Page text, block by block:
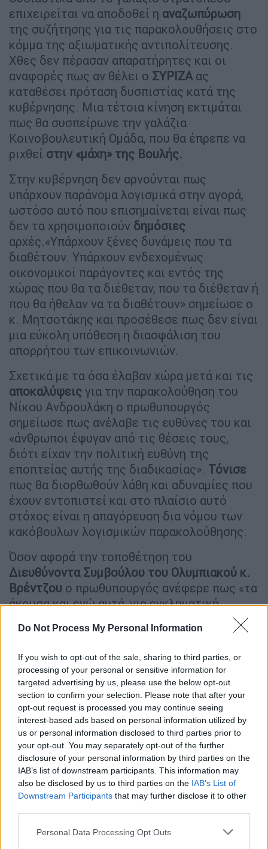
Do Not Process My Personal Information
If you wish to opt-out of the sale, sharing to third parties, or
processing of your personal or sensitive information for
targeted advertising by us, please use the below opt-out
section to confirm your selection. Please note that after your
opt-out request is processed you may continue seeing
interest-based ads based on personal information utilized by
us or personal information disclosed to third parties prior to
your opt-out. You may separately opt-out of the further
disclosure of your personal information by third parties on the
IAB’s list of downstream participants. This information may
also be disclosed by us to third parties on the IAB’s List of
Downstream Participants that may further disclose it to other
Please note that this website/app uses one or more Google
Personal Data Processing Opt Outs
επιχειρείται να αποδοθεί η αναζωπύρωση
της συζήτησης για τις παρακολουθήσεις στο
κόμμα της αξιωματικής αντιπολίτευσης.
Χθες δεν πέρασαν απαρατήρητες και οι
αναφορές πως αν θέλει ο ΣΥΡΙΖΑ ας
καταθέσει πρόταση δυσπιστίας κατά της
κυβέρνησης. Μια τέτοια κίνηση εκτιμάται
πως θα συσπείρωνε την γαλάζια
Κοινοβουλευτική Ομάδα, που θα έπρεπε να
ριχθεί στην «μάχη» της Βουλής.
Στην κυβέρνηση δεν αρνούνται πως
υπάρχουν παράνομα λογισμικά στην αγορά,
ωστόσο αυτό που επισημαίνεται είναι πως
δεν τα χρησιμοποιούν δημόσιες
αρχές.«Υπάρχουν ξένες δυνάμεις που τα
διαθέτουν. Υπάρχουν ενδεχομένως
οικονομικοί παράγοντες και εντός της
χώρας που θα τα διέθεταν, που τα διέθεταν ή
που θα ήθελαν να τα διαθέτουν» σημείωσε ο
κ. Μητσοτάκης και προσέθεσε πως δεν είναι
μια εύκολη υπόθεση η διασφάλιση του
απορρήτου των επικοινωνιών.
Σχετικά με τα όσα έλαβαν χώρα μετά και τις
αποκαλύψεις για την παρακολούθηση του
Νίκου Ανδρουλάκη ο πρωθυπουργός
σημείωσε πως ανέλαβε τις ευθύνες του και
«άνθρωποι έφυγαν από τις θέσεις τους,
διότι είχαν την πολιτική ευθύνη της
εποπτείας αυτής της διαδικασίας». Τόνισε
πως θα διορθωθούν λάθη και αδυναμίες που
έχουν εντοπιστεί και στο πλαίσιο αυτό
στόχος είναι η απαγόρευση δια νόμου των
κακόβουλων λογισμικών παρακολούθησης.
Όσον αφορά την τοποθέτηση του
Διευθύνοντα Συμβούλου του Ολυμπιακού κ.
Βρέντζου ο πρωθυπουργός ανέφερε πως «τα
άκουσα και εγώ αυτά, για εγκληματική
οργάνωση, κατά τον εκπρόσωπο της ομάδος,
στο ποδόσφαιρο τα τελευταία τρία χρόνια
Ολυμπιακός προσωπικά. Ο Ολυμπιακός πήρε
τρία πρωταθλήματα, αν δεν κάνω λάθος με
26, 19 και 18 βαθμούς διαφορά από τον
δεύτερο, τα τελευταία τρία χρόνια. Πού
ακριβώς ήταν αυτή η εγκληματική οργάνωση
τότε. Αυτό ως προς το συγκεκριμένο
σχόλιο, το οποίο περιμένω να καταδικαστεί
με απόλυτη σαφήνεια από τη διοίκηση της
ομάδος.
Παράλληλα στη συνέντευξή του οΚυριάκος
Μητσοτάκηςτόνισε πως «θέλουμε τους